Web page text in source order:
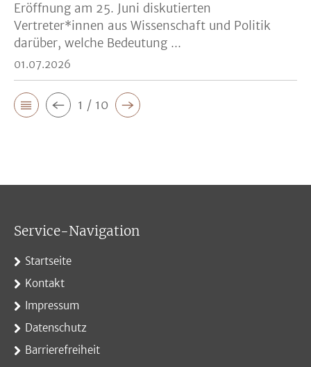
Eröffnung am 25. Juni diskutierten
Vertreter*innen aus Wissenschaft und Politik
darüber, welche Bedeutung ...
01.07.2026
1 / 10
Service-Navigation
Startseite
Kontakt
Impressum
Datenschutz
Barrierefreiheit